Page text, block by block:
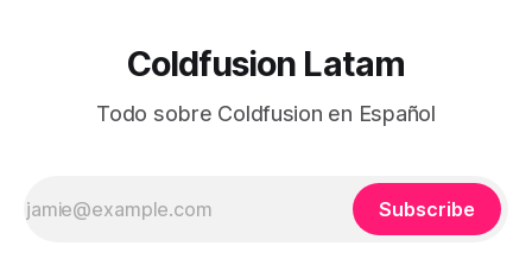
Coldfusion Latam
Todo sobre Coldfusion en Español
Subscribe